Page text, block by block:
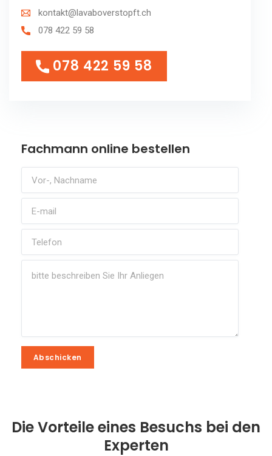
kontakt@lavaboverstopft.ch
078 422 59 58
078 422 59 58
078 422 59 58
Fachmann online bestellen
Abschicken
Abschicken
Die Vorteile eines Besuchs bei den
Experten